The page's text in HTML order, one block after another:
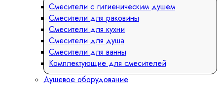
Смесители с гигиеническим душем
Смесители для раковины
Смесители для кухни
Смесители для душа
Смесители для ванны
Комплектующие для смесителей
Душевое оборудование